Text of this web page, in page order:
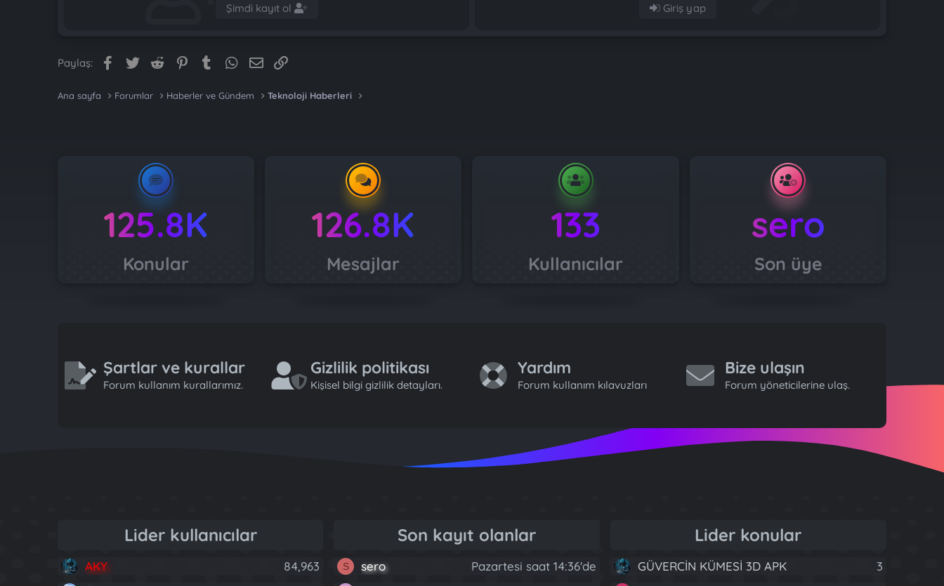
Şimdi kayıt ol Giriş yap
Paylaş: Facebook
Twitter Reddit PinterestTumblrWhatsApp
E-posta
Ana sayfa Forumlar Haberler ve Gündem Teknoloji Haberleri
125.8K
Konular
126.8K
Mesajlar
133
Kullanıcılar
sero
Son üye
Şartlar ve kurallar
Forum kullanım kurallarımız.
Gizlilik politikası
Kişisel bilgi gizlilik detayları.
Yardım
Forum kullanım kılavuzları
Bize ulaşın
Forum yöneticilerine ulaş.
Lider kullanıcılar
AKY
84,963
Son kayıt olanlar
S sero
Pazartesi saat 14:36'de
Lider konular
GÜVERCİN KÜMESİ 3D APK
3